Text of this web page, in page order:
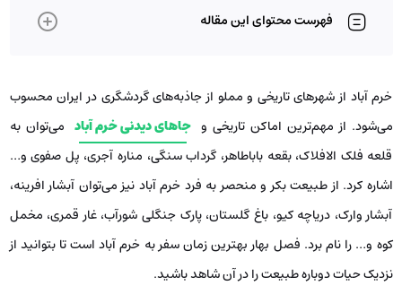
فهرست محتوای این مقاله
خرم آباد از شهرهای تاریخی و مملو از جاذبه‌های گردشگری در ایران محسوب
می‌شود. از مهم‌ترین اماکن تاریخی و جاهای دیدنی خرم آباد می‌توان به
قلعه فلک الافلاک، بقعه باباطاهر، گرداب سنگی، مناره آجری، پل صفوی و…
اشاره کرد. از طبیعت بکر و منحصر به فرد خرم آباد نیز می‌توان آبشار افرینه،
آبشار وارک، دریاچه کیو، باغ گلستان، پارک جنگلی شورآب، غار قمری، مخمل
کوه و… را نام برد. فصل بهار بهترین زمان سفر به خرم آباد است تا بتوانید از
نزدیک حیات دوباره طبیعت را در آن شاهد باشید.